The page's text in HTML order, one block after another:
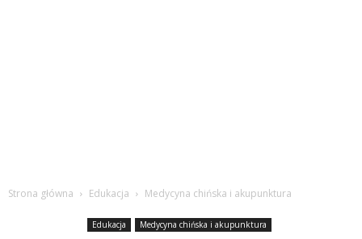
Strona główna Edukacja Medycyna chińska i akupunktura
Edukacja Medycyna chińska i akupunktura